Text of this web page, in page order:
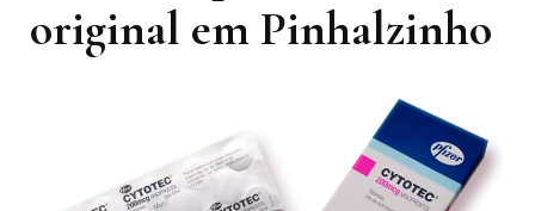
original em Pinhalzinho